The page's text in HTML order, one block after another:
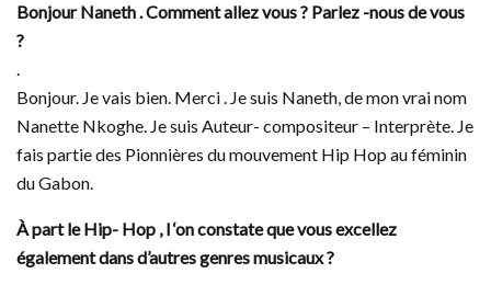
Bonjour Naneth . Comment allez vous ? Parlez -nous de vous
?
.
Bonjour. Je vais bien. Merci . Je suis Naneth, de mon vrai nom
Nanette Nkoghe. Je suis Auteur- compositeur – Interprète. Je
fais partie des Pionnières du mouvement Hip Hop au féminin
du Gabon.
À part le Hip- Hop , l ‘on constate que vous excellez
également dans d’autres genres musicaux ?